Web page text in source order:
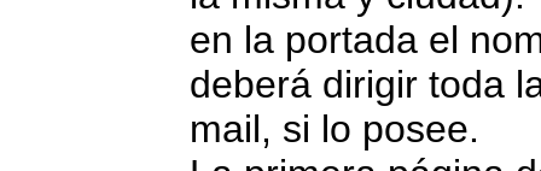
en la portada el
deberá dirigir toda
mail, si lo posee.